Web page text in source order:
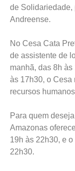
de Solidariedade,
Andreense.
No Cesa Cata
de assistente de
manhã, das 8h
às 17h30, o Cesa
recursos
Para quem
Amazonas
19h às 22h30, e
22h30.